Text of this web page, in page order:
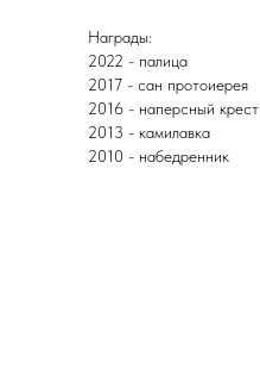
Награды:
2022 - палица
2017 - сан протоиерея
2016 - наперсный крест
2013 - камилавка
2010 - набедренник